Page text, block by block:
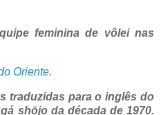
feminina de vôlei nas
Oriente.
traduzidas para o inglês do
shōjo da década de 1970.